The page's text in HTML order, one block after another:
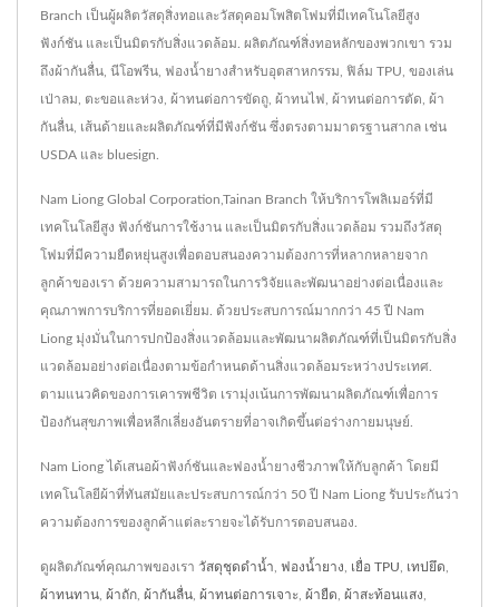
Branch เป็นผู้ผลิตวัสดุสิ่งทอและวัสดุคอมโพสิตโฟมที่มีเทคโนโลยีสูง
ฟังก์ชัน และเป็นมิตรกับสิ่งแวดล้อม. ผลิตภัณฑ์สิ่งทอหลักของพวกเขา รวม
ถึงผ้ากันลื่น, นีโอพรีน, ฟองน้ำยางสำหรับอุตสาหกรรม, ฟิล์ม TPU, ของเล่น
เป่าลม, ตะขอและห่วง, ผ้าทนต่อการขัดถู, ผ้าทนไฟ, ผ้าทนต่อการตัด, ผ้า
กันลื่น, เส้นด้ายและผลิตภัณฑ์ที่มีฟังก์ชัน ซึ่งตรงตามมาตรฐานสากล เช่น
USDA และ bluesign.
Nam Liong Global Corporation,Tainan Branch ให้บริการโพลิเมอร์ที่มี
เทคโนโลยีสูง ฟังก์ชันการใช้งาน และเป็นมิตรกับสิ่งแวดล้อม รวมถึงวัสดุ
โฟมที่มีความยืดหยุ่นสูงเพื่อตอบสนองความต้องการที่หลากหลายจาก
ลูกค้าของเรา ด้วยความสามารถในการวิจัยและพัฒนาอย่างต่อเนื่องและ
คุณภาพการบริการที่ยอดเยี่ยม. ด้วยประสบการณ์มากกว่า 45 ปี Nam
Liong มุ่งมั่นในการปกป้องสิ่งแวดล้อมและพัฒนาผลิตภัณฑ์ที่เป็นมิตรกับสิ่ง
แวดล้อมอย่างต่อเนื่องตามข้อกำหนดด้านสิ่งแวดล้อมระหว่างประเทศ.
ตามแนวคิดของการเคารพชีวิต เรามุ่งเน้นการพัฒนาผลิตภัณฑ์เพื่อการ
ป้องกันสุขภาพเพื่อหลีกเลี่ยงอันตรายที่อาจเกิดขึ้นต่อร่างกายมนุษย์.
Nam Liong ได้เสนอผ้าฟังก์ชันและฟองน้ำยางชีวภาพให้กับลูกค้า โดยมี
เทคโนโลยีผ้าที่ทันสมัยและประสบการณ์กว่า 50 ปี Nam Liong รับประกันว่า
ความต้องการของลูกค้าแต่ละรายจะได้รับการตอบสนอง.
ดูผลิตภัณฑ์คุณภาพของเรา วัสดุชุดดำน้ำ ฟองน้ำยาง เยื่อ TPU เทปยึด
ผ้าทนทาน ผ้าถัก ผ้ากันลื่น ผ้าทนต่อการเจาะ ผ้ายืด ผ้าสะท้อนแสง